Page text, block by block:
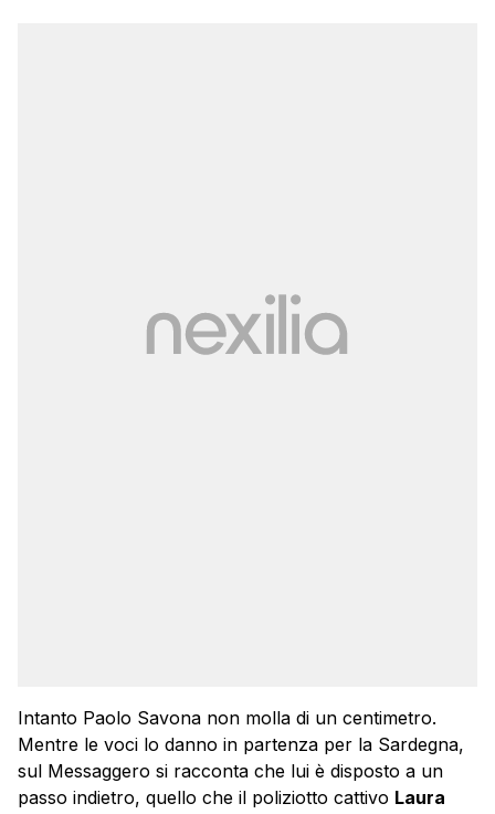
Intanto Paolo Savona non molla di un centimetro.
Mentre le voci lo danno in partenza per la Sardegna,
sul Messaggero si racconta che lui è disposto a un
passo indietro, quello che il poliziotto cattivo Laura